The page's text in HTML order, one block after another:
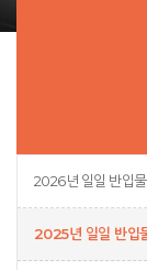
2026년 일일 반입
2025년 일일 반입